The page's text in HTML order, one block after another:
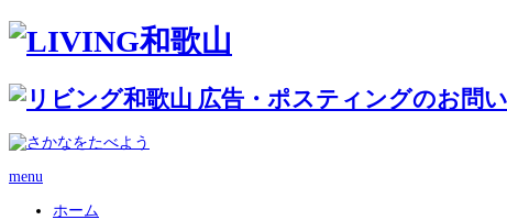
menu
ホーム